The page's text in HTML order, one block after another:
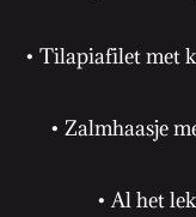
• Tilapiafilet met
• Zalmhaasje
• Al het